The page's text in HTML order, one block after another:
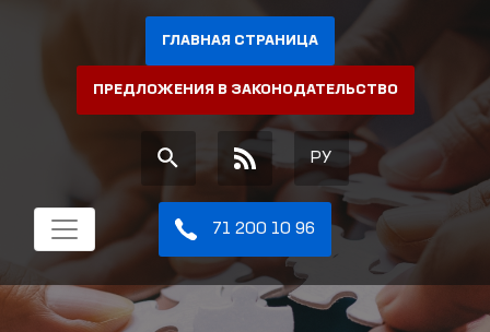
ГЛАВНАЯ СТРАНИЦА
ПРЕДЛОЖЕНИЯ В ЗАКОНОДАТЕЛЬСТВО
РУ
71 200 10 96